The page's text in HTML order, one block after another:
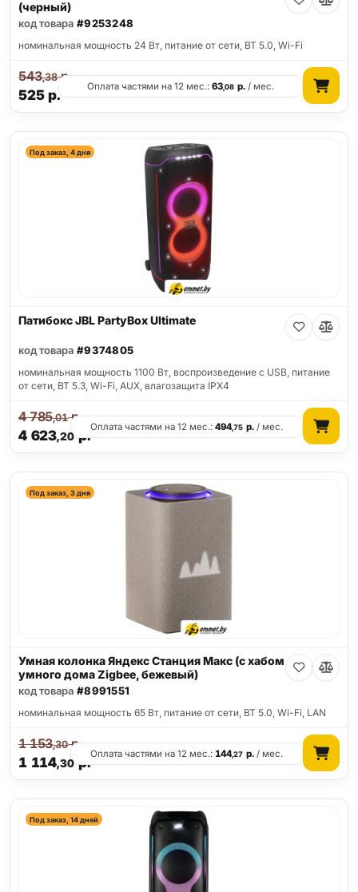
(черный)
код товара #9253248
номинальная мощность 24 Вт, питание от сети, BT 5.0, Wi-Fi
525р.
543,38р.
Оплата частями на 12 мес.:63,08 р./ мес.
Под заказ, 4 дня
Патибокс JBL PartyBox Ultimate
код товара #9374805
номинальная мощность 1100 Вт, воспроизведение с USB, питание
от сети, BT 5.3, Wi-Fi, AUX, влагозащита IPX4
4 623,20 р.
4 785,01р.
Оплата частями на 12 мес.:494,75 р./ мес.
Под заказ, 3 дня
Умная колонка Яндекс Станция Макс (с хабом
умного дома Zigbee, бежевый)
код товара #8991551
номинальная мощность 65 Вт, питание от сети, BT 5.0, Wi-Fi, LAN
1 114,30 р.
1 153,30р.
Оплата частями на 12 мес.:144,27 р./ мес.
Под заказ, 14 дней